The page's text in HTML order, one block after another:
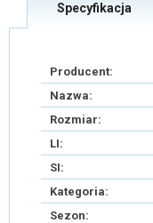
Specyfikacja
Producent:
Nazwa:
Rozmiar:
LI:
SI:
Kategoria:
Sezon: